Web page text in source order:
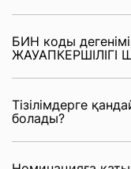
БИН коды
ЖАУАПКЕРШІЛІГІ
Тізілімдерге
болады?